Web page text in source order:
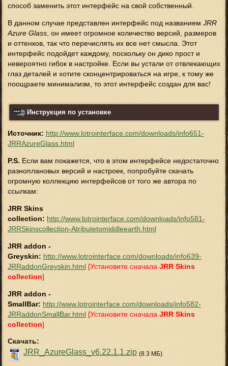
способ заменить этот интерфейс на свой собственный.
В данном случае представлен интерфейс под названием JRR
Azure Glass , он имеет огромное количество версий, размеров
и оттенков, так что перечислять их все нет смысла. Этот
интерфейс подойдет каждому, поскольку он дико прост и
невероятно гибок в настройке. Если вы устали от отвлекающих
глаз деталей и хотите сконцентрироваться на игре, к тому же
поощраете минимализм, то этот интерфейс создан для вас!
Инструкция по установке
Источник: http://www.lotrointerface.com/downloads/info651-
JRRAzureGlass.html
P.S. Если вам покажется, что в этом интерфейсе недостаточно
разноплановых версий и настроек, попробуйте скачать
огромную коллекцию интерфейсов от того же автора по
ссылкам:
JRR Skins
collection: http://www.lotrointerface.com/downloads/info581-
JRRSkinscollection-Atributetomiddleearth.html
JRR addon -
Greyskin: http://www.lotrointerface.com/downloads/info639-
JRRaddonGreyskin.html [Установите сначала JRR Skins
collection]
JRR addon -
SmallBar: http://www.lotrointerface.com/downloads/info582-
JRRaddonSmallBar.html [Установите сначала JRR Skins
collection]
Скачать:
JRR_AzureGlass_v6.22.1.1.zip (8.3 МБ)